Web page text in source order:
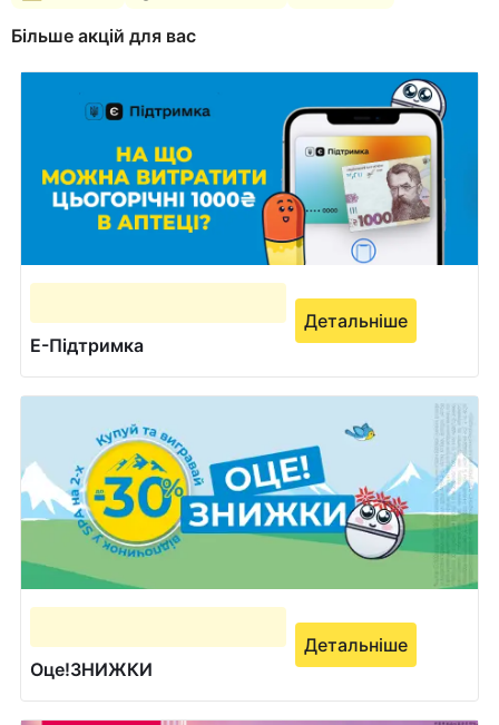
Більше акцій для вас
Е-Підтримка
Детальніше
Оце!ЗНИЖКИ
Детальніше